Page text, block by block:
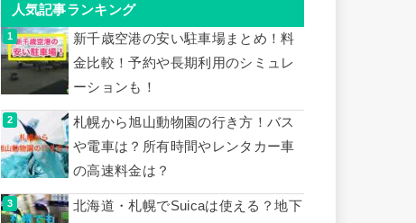
人気記事ランキング
新千歳空港の安い駐車場まとめ！料
金比較！予約や長期利用のシミュレ
ーションも！
札幌から旭山動物園の行き方！バス
や電車は？所有時間やレンタカー車
の高速料金は？
北海道・札幌でSuicaは使える？地下